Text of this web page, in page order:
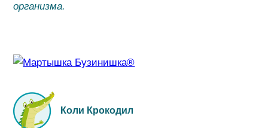
организма.
Коли Крокодил